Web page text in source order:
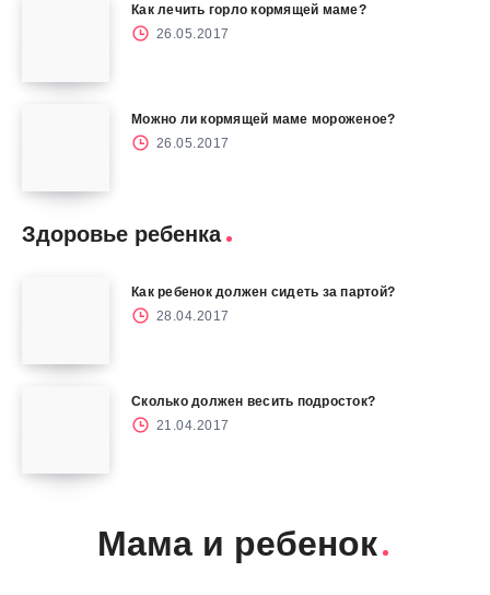
Как лечить горло кормящей маме?
26.05.2017
Можно ли кормящей маме мороженое?
26.05.2017
Здоровье ребенка
Как ребенок должен сидеть за партой?
28.04.2017
Сколько должен весить подросток?
21.04.2017
Мама и ребенок